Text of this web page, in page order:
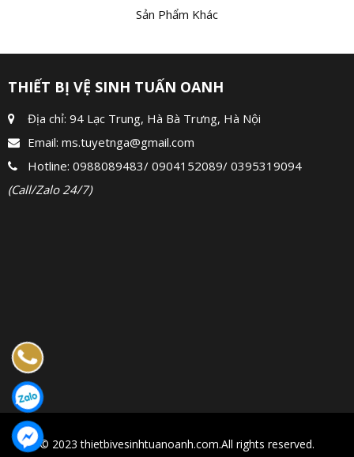
Sản Phẩm Khác
THIẾT BỊ VỆ SINH TUẤN OANH
Địa chỉ: 94 Lạc Trung, Hà Bà Trưng, Hà Nội
Email: ms.tuyetnga@gmail.com
Hotline: 0988089483/ 0904152089/ 0395319094
(Call/Zalo 24/7)
© 2023 thietbivesinhtuanoanh.com.All rights reserved.